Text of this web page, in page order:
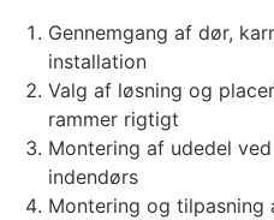
Gennemgang af dør,
installation
Valg af løsning og
rammer rigtigt
Montering af udedel
indendørs
Montering og tilpasning